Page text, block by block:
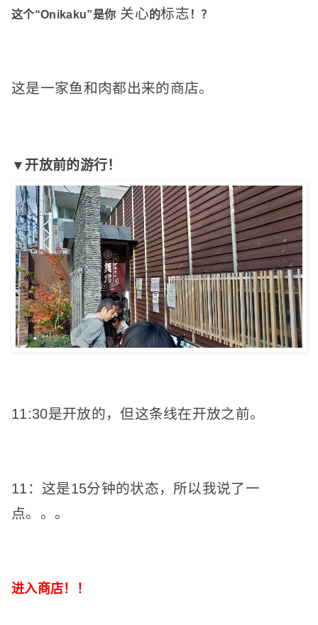
这个“Onikaku”是你 关心的标志 ！？
这是一家鱼和肉都出来的商店。
▼开放前的游行！
11:30是开放的，但这条线在开放之前。
11：这是15分钟的状态，所以我说了一
点。 。 。
进入商店！ ！